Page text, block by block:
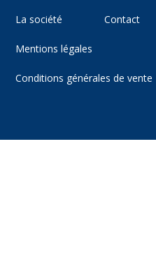
La société Contact
Mentions légales
Conditions générales de vente